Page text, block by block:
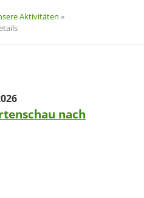
Aktivitäten »
nach